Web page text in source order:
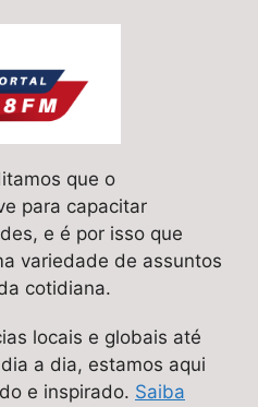
que o
para capacitar
e é por isso que
variedade de assuntos
cotidiana.
locais e globais até
a dia, estamos aqui
e inspirado. Saiba